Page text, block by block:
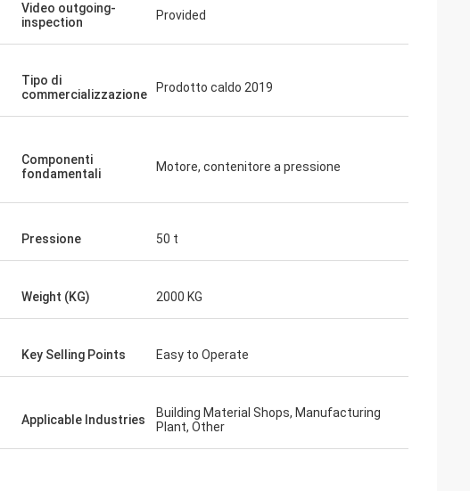
Video outgoing-
inspection
Provided
Tipo di
commercializzazione
Prodotto caldo 2019
Componenti
fondamentali
Motore, contenitore a pressione
Pressione 50 t
Weight (KG) 2000 KG
Key Selling Points Easy to Operate
Applicable Industries
Building Material Shops, Manufacturing
Plant, Other